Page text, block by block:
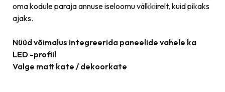
oma kodule paraja annuse iseloomu välkkiirelt, kuid pikaks
ajaks.
Nüüd võimalus integreerida paneelide vahele ka
LED -profiil
Valge matt kate / dekoorkate